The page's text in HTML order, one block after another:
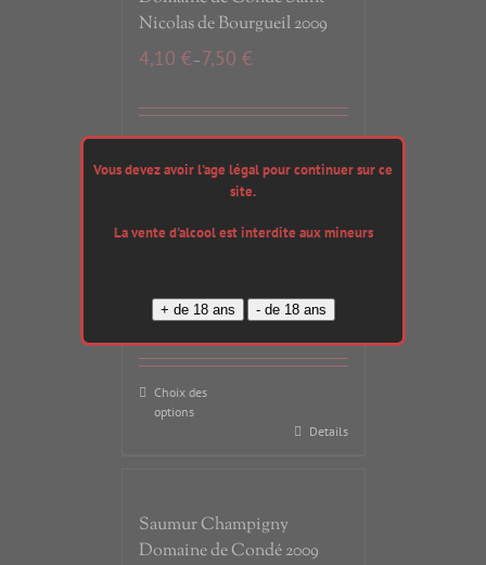
Nicolas de Bourgueil 2009
4,10 €–7,50 €
Choix des
options
9,30€
Choix des
options
Details
Saumur Champigny
Domaine de Condé 2009
Vous devez avoir l'age légal pour continuer sur ce
site.
La vente d'alcool est interdite aux mineurs